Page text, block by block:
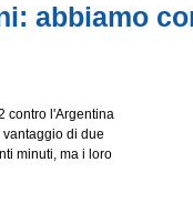
abbiamo
contro l'Argentina
di due
minuti, ma i loro